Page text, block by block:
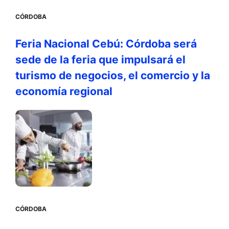
CÓRDOBA
Feria Nacional Cebú: Córdoba será
sede de la feria que impulsará el
turismo de negocios, el comercio y la
economía regional
CÓRDOBA